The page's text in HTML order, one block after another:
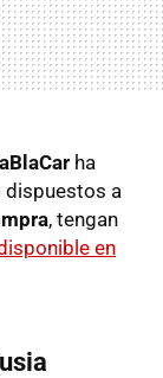
ha
dispuestos a
, tengan
en